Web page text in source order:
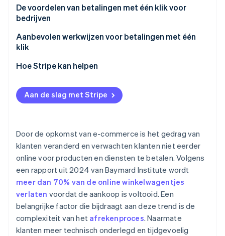
Optimalisatie
Installatiefase
Tokenisatie
Latere transacties
Bevestiging en afronding
De voordelen van betalingen met één klik voor
bedrijven
Aanbevolen werkwijzen voor betalingen met één
klik
Hoe Stripe kan helpen
Aan de slag met Stripe
Door de opkomst van e-commerce is het gedrag van
klanten veranderd en verwachten klanten niet eerder
online voor producten en diensten te betalen. Volgens
een rapport uit 2024 van Baymard Institute wordt
meer dan 70% van de online winkelwagentjes
verlaten voordat de aankoop is voltooid. Een
belangrijke factor die bijdraagt aan deze trend is de
complexiteit van het afrekenproces. Naarmate
klanten meer technisch onderlegd en tijdgevoelig